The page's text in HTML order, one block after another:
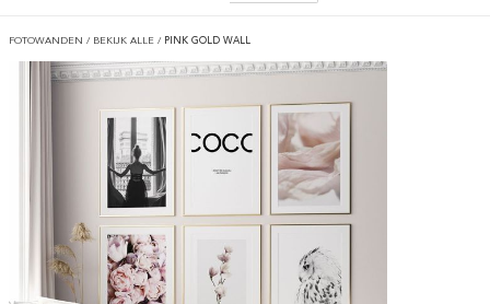
FOTOWANDEN / BEKIJK ALLE / PINK GOLD WALL